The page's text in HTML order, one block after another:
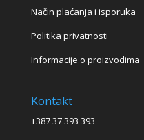
Način plaćanja i isporuka
Politika privatnosti
Informacije o proizvodima
Kontakt
+387 37 393 393